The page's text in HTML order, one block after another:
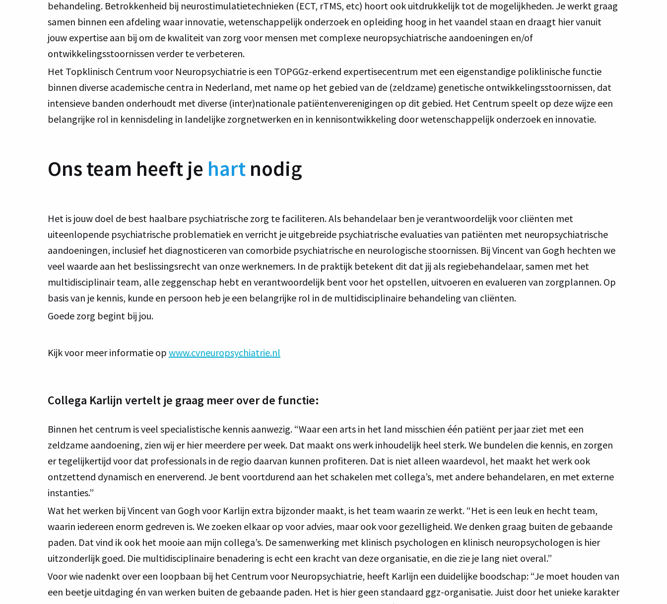
behandeling. Betrokkenheid bij neurostimulatietechnieken (ECT, rTMS, etc) hoort ook uitdrukkelijk tot de mogelijkheden. Je werkt graag
samen binnen een afdeling waar innovatie, wetenschappelijk onderzoek en opleiding hoog in het vaandel staan en draagt hier vanuit
jouw expertise aan bij om de kwaliteit van zorg voor mensen met complexe neuropsychiatrische aandoeningen en/of
ontwikkelingsstoornissen verder te verbeteren.
Het Topklinisch Centrum voor Neuropsychiatrie is een TOPGGz-erkend expertisecentrum met een eigenstandige poliklinische functie
binnen diverse academische centra in Nederland, met name op het gebied van de (zeldzame) genetische ontwikkelingsstoornissen, dat
intensieve banden onderhoudt met diverse (inter)nationale patiëntenverenigingen op dit gebied. Het Centrum speelt op deze wijze een
belangrijke rol in kennisdeling in landelijke zorgnetwerken en in kennisontwikkeling door wetenschappelijk onderzoek en innovatie.
Ons team heeft je hart nodig
Het is jouw doel de best haalbare psychiatrische zorg te faciliteren. Als behandelaar ben je verantwoordelijk voor cliënten met
uiteenlopende psychiatrische problematiek en verricht je uitgebreide psychiatrische evaluaties van patiënten met neuropsychiatrische
aandoeningen, inclusief het diagnosticeren van comorbide psychiatrische en neurologische stoornissen. Bij Vincent van Gogh hechten we
veel waarde aan het beslissingsrecht van onze werknemers. In de praktijk betekent dit dat jij als regiebehandelaar, samen met het
multidisciplinair team, alle zeggenschap hebt en verantwoordelijk bent voor het opstellen, uitvoeren en evalueren van zorgplannen. Op
basis van je kennis, kunde en persoon heb je een belangrijke rol in de multidisciplinaire behandeling van cliënten.
Goede zorg begint bij jou.
Kijk voor meer informatie op www.cvneuropsychiatrie.nl
Collega Karlijn vertelt je graag meer over de functie:
Binnen het centrum is veel specialistische kennis aanwezig. “Waar een arts in het land misschien één patiënt per jaar ziet met een
zeldzame aandoening, zien wij er hier meerdere per week. Dat maakt ons werk inhoudelijk heel sterk. We bundelen die kennis, en zorgen
er tegelijkertijd voor dat professionals in de regio daarvan kunnen profiteren. Dat is niet alleen waardevol, het maakt het werk ook
ontzettend dynamisch en enerverend. Je bent voortdurend aan het schakelen met collega’s, met andere behandelaren, en met externe
instanties.”
Wat het werken bij Vincent van Gogh voor Karlijn extra bijzonder maakt, is het team waarin ze werkt. “Het is een leuk en hecht team,
waarin iedereen enorm gedreven is. We zoeken elkaar op voor advies, maar ook voor gezelligheid. We denken graag buiten de gebaande
paden. Dat vind ik ook het mooie aan mijn collega’s. De samenwerking met klinisch psychologen en klinisch neuropsychologen is hier
uitzonderlijk goed. Die multidisciplinaire benadering is echt een kracht van deze organisatie, en die zie je lang niet overal.”
Voor wie nadenkt over een loopbaan bij het Centrum voor Neuropsychiatrie, heeft Karlijn een duidelijke boodschap: “Je moet houden van
een beetje uitdaging én van werken buiten de gebaande paden. Het is hier geen standaard ggz-organisatie. Juist door het unieke karakter